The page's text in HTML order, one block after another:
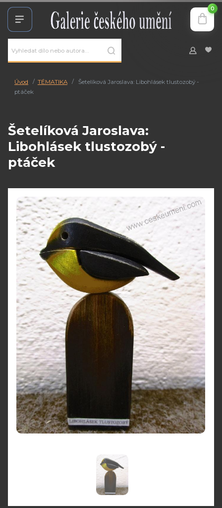
0
Úvod TÉMATIKA
Šetelíková Jaroslava: Libohlásek tlustozobý -
ptáček
Šetelíková Jaroslava:
Libohlásek tlustozobý -
ptáček